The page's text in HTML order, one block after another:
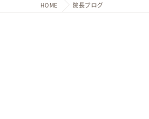
HOME 院長ブログ